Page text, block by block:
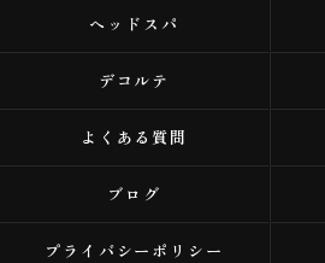
ヘッドスパ
デコルテ
よくある質問
ブログ
プライバシーポリシー